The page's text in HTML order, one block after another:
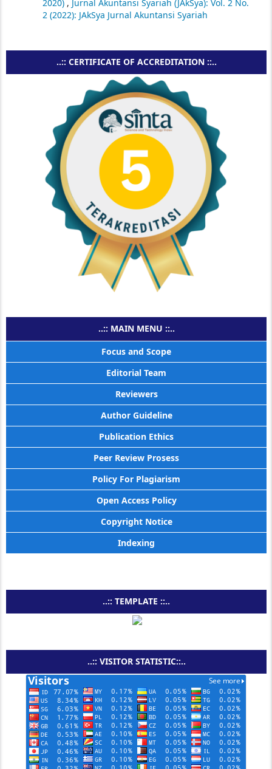
2020) , Jurnal Akuntansi Syariah (JAkSya): Vol. 2 No.
2 (2022): JAkSya Jurnal Akuntansi Syariah
..:: CERTIFICATE OF ACCREDITATION ::..
..:: MAIN MENU ::..
Focus and Scope
Editorial Team
Reviewers
Author Guideline
Publication Ethics
Peer Review Prosess
Policy For Plagiarism
Open Access Policy
Copyright Notice
Indexing
..:: TEMPLATE ::..
..:: VISITOR STATISTIC::..